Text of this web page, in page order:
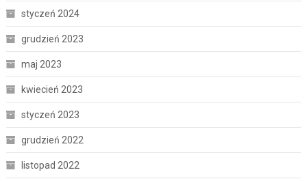
styczeń 2024
grudzień 2023
maj 2023
kwiecień 2023
styczeń 2023
grudzień 2022
listopad 2022